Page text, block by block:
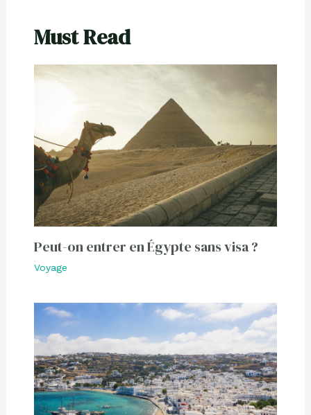
Must Read
Peut-on entrer en Égypte sans visa ?
Voyage